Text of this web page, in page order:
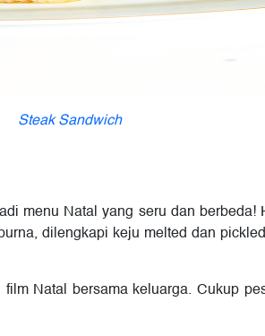
Steak Sandwich
menu Natal yang seru dan
dilengkapi keju melted dan
Natal bersama keluarga. Cukup